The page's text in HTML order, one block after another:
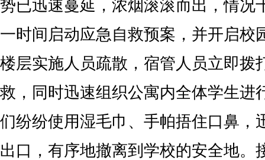
势已迅速蔓延，浓烟滚滚而出，情况
一时间启动应急自救预案，并开启校
楼层实施人员疏散，宿管人员立即拨
救，同时迅速组织公寓内全体学生进
们纷纷使用湿毛巾、手帕捂住口鼻，
出口，有序地撤离到学校的安全地。